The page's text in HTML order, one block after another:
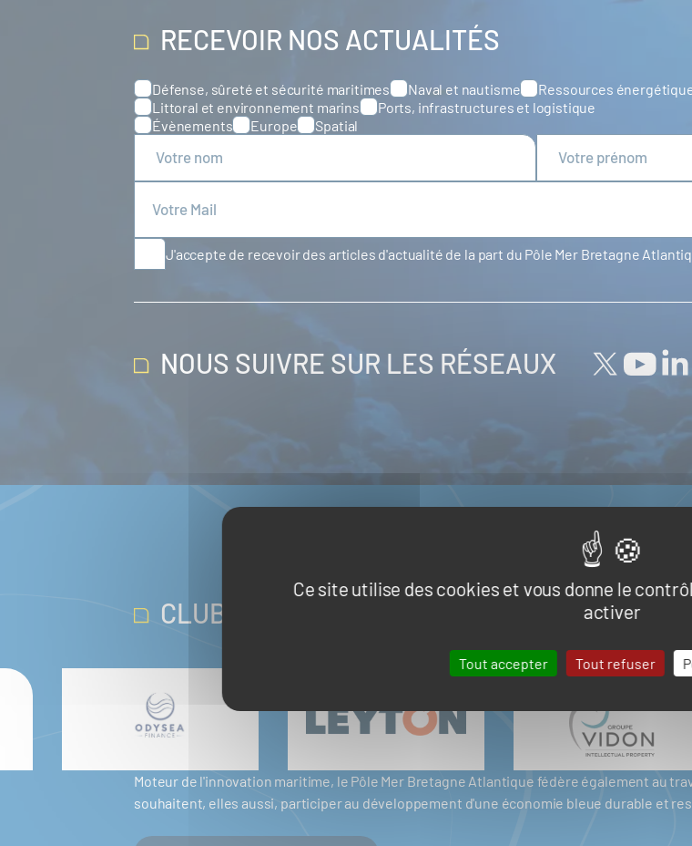
Ce site utilise des cookies et vous donne le
activer
Tout accepter Tout refuser
RECEVOIR NOS ACTUALITÉS
Catégories
Défense, sûreté et sécurité maritimes Naval et nautisme Ressources
Littoral et environnement marins
Ports, infrastructures et logistique
Évènements
Europe Spatial
J'accepte de recevoir des articles d'actualité de la part du Pôle Mer Bretagne
NOUS SUIVRE SUR LES RÉSEAUX
CLUB PARTENAIRES
Moteur de l'innovation maritime, le Pôle Mer Bretagne Atlantique fédère également au
souhaitent, elles aussi, participer au développement d'une économie bleue durable et